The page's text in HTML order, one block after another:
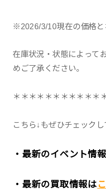
※2026/3/10現在の価格と
在庫状況・状態によって
めご了承ください。
＊＊＊＊＊＊＊＊＊＊＊
こちら↓もぜひチェック
・最新のイベント情
・最新の買取情報は